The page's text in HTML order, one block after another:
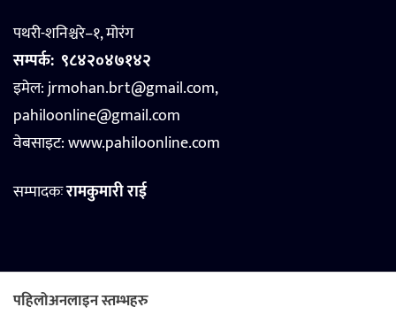
पथरी-शनिश्चरे–१, मोरंग
सम्पर्क: ९८४२०४७१४२
इमेल: jrmohan.brt@gmail.com,
pahiloonline@gmail.com
वेबसाइट:www.pahiloonline.com
सम्पादकःरामकुमारी राई
पहिलोअनलाइन स्तम्भहरु